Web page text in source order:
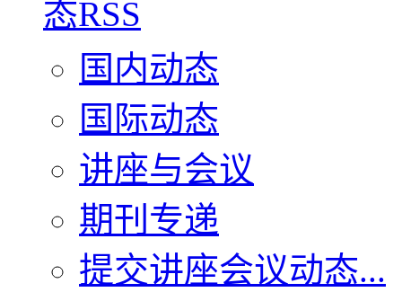
国内动态
国际动态
讲座与会议
期刊专递
提交讲座会议动态...